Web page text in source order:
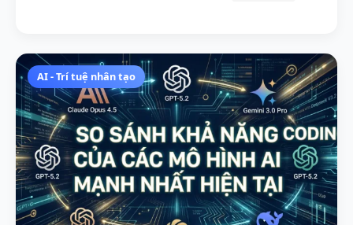
AI - Trí tuệ nhân tạo